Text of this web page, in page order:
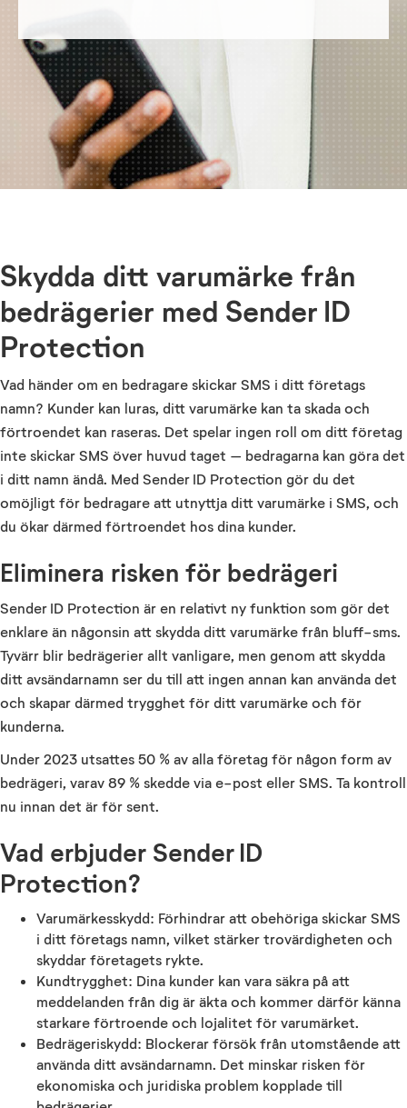
Skydda ditt varumärke från
bedrägerier med Sender ID
Protection
Vad händer om en bedragare skickar SMS i ditt företags
namn? Kunder kan luras, ditt varumärke kan ta skada och
förtroendet kan raseras. Det spelar ingen roll om ditt företag
inte skickar SMS över huvud taget – bedragarna kan göra det
i ditt namn ändå. Med Sender ID Protection gör du det
omöjligt för bedragare att utnyttja ditt varumärke i SMS, och
du ökar därmed förtroendet hos dina kunder.
Eliminera risken för bedrägeri
Sender ID Protection är en relativt ny funktion som gör det
enklare än någonsin att skydda ditt varumärke från bluff-sms.
Tyvärr blir bedrägerier allt vanligare, men genom att skydda
ditt avsändarnamn ser du till att ingen annan kan använda det
och skapar därmed trygghet för ditt varumärke och för
kunderna.
Under 2023 utsattes 50 % av alla företag för någon form av
bedrägeri, varav 89 % skedde via e-post eller SMS. Ta kontroll
nu innan det är för sent.
Vad erbjuder Sender ID
Protection?
Varumärkesskydd: Förhindrar att obehöriga skickar SMS
i ditt företags namn, vilket stärker trovärdigheten och
skyddar företagets rykte.
Kundtrygghet: Dina kunder kan vara säkra på att
meddelanden från dig är äkta och kommer därför känna
starkare förtroende och lojalitet för varumärket.
Bedrägeriskydd: Blockerar försök från utomstående att
använda ditt avsändarnamn. Det minskar risken för
ekonomiska och juridiska problem kopplade till